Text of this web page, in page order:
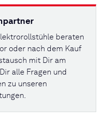
beraten
oder nach dem Kauf
mit Dir am
alle Fragen und
zu unseren